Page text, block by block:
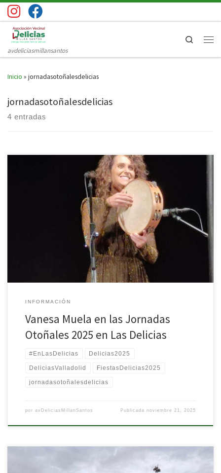
Saltar al contenido
avdeliciasmillansantos
Search
Inicio » jornadasotoñalesdelicias
jornadasotoñalesdelicias
4 entradas
El pasado miércoles 19 de noviembre disfrutamos del concierto de
cierre de las Jornadas Otoñales 2025. Tuvimos el honor de disfrutar de
la actuación de Vanesa Muela, cantante, multiinstrumentista y
apasionada divulgadora de la música tradicional española. Vanesa
tiene una especial vinculación con el barrio, ya que pasó su infancia
INFORMACIÓN
Vanesa Muela en las Jornadas
Otoñales 2025 en Las Delicias
#EnLasDelicias Delicias2025
DeliciasValladolid FiestasDelicias2025
jornadasotoñalesdelicias
por avDeliciasMillanSantos Publicadanoviembre 21, 2025